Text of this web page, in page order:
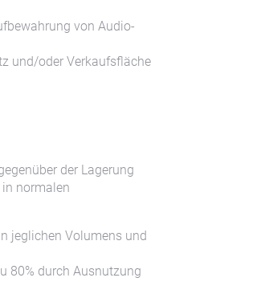
von Audio-
und/oder Verkaufsfläche
der Lagerung
normalen
jeglichen Volumens und
80% durch Ausnutzung